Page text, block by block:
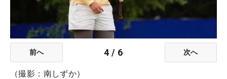
前へ 4 / 6 次へ
（撮影：南しずか）